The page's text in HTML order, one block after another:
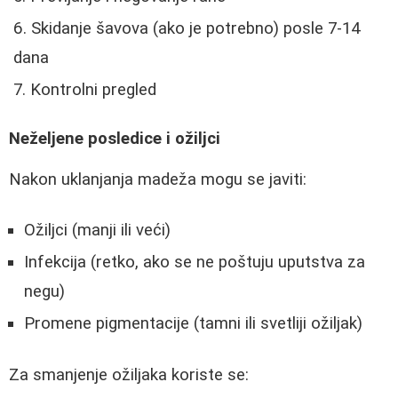
Skidanje šavova (ako je potrebno) posle 7-14
dana
Kontrolni pregled
Neželjene posledice i ožiljci
Nakon uklanjanja madeža mogu se javiti:
Ožiljci (manji ili veći)
Infekcija (retko, ako se ne poštuju uputstva za
negu)
Promene pigmentacije (tamni ili svetliji ožiljak)
Za smanjenje ožiljaka koriste se: